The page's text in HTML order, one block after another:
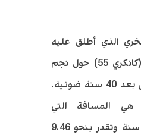
الذي أطلق عليه
علماء الفلك اسم (كانكري 55) حول نجم
يشبه الشمس على بعد 40 سنة ضوئية.
هي المسافة التي
يقطعها الضوء في سنة وتقدر بنحو 9.46